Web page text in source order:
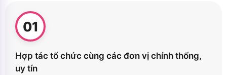
01
Hợp tác tổ chức cùng các đơn vị chính thống,
uy tín